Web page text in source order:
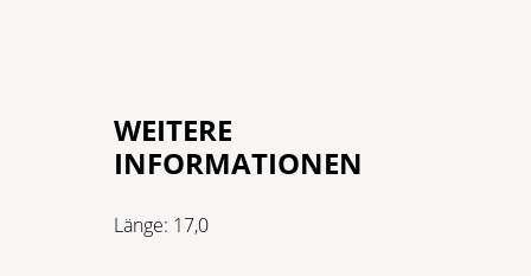
WEITERE
INFORMATIONEN
Länge: 17,0